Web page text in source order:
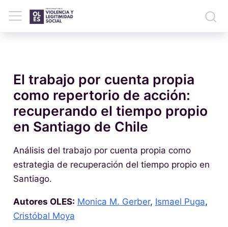
El trabajo por cuenta propia
como repertorio de acción:
recuperando el tiempo propio
en Santiago de Chile
Análisis del trabajo por cuenta propia como
estrategia de recuperación del tiempo propio en
Santiago.
Autores OLES: Monica M. Gerber, Ismael Puga,
Cristóbal Moya